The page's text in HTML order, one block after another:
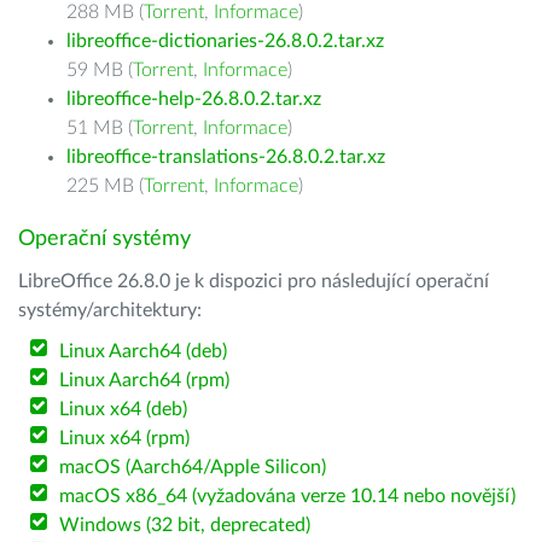
288 MB (Torrent, Informace)
libreoffice-dictionaries-26.8.0.2.tar.xz
59 MB (Torrent, Informace)
libreoffice-help-26.8.0.2.tar.xz
51 MB (Torrent, Informace)
libreoffice-translations-26.8.0.2.tar.xz
225 MB (Torrent, Informace)
Operační systémy
LibreOffice 26.8.0 je k dispozici pro následující operační
systémy/architektury:
Linux Aarch64 (deb)
Linux Aarch64 (rpm)
Linux x64 (deb)
Linux x64 (rpm)
macOS (Aarch64/Apple Silicon)
macOS x86_64 (vyžadována verze 10.14 nebo novější)
Windows (32 bit, deprecated)